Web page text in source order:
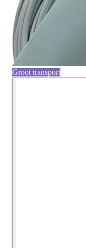
Groot transport